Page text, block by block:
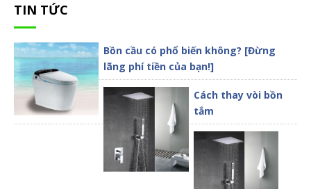
TIN TỨC
Bồn cầu có phổ biến không? [Đừng
lãng phí tiền của bạn!]
Cách thay vòi bồn
tắm